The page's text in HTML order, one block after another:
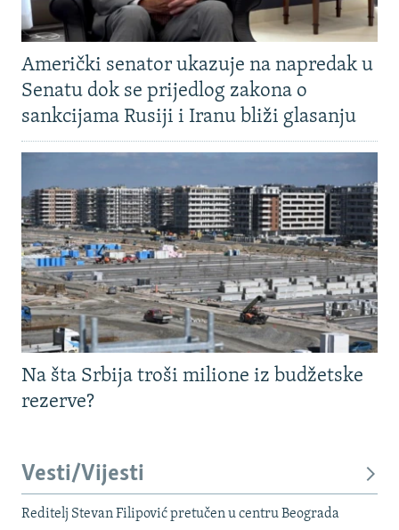
Američki senator ukazuje na napredak u
Senatu dok se prijedlog zakona o
sankcijama Rusiji i Iranu bliži glasanju
Na šta Srbija troši milione iz budžetske
rezerve?
Vesti/Vijesti
Reditelj Stevan Filipović pretučen u centru Beograda